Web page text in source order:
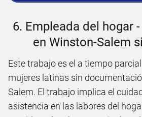
6. Empleada del hogar
en Winston-Salem
Este trabajo es el a tiempo
mujeres latinas sin
Salem. El trabajo implica el
asistencia en las labores del